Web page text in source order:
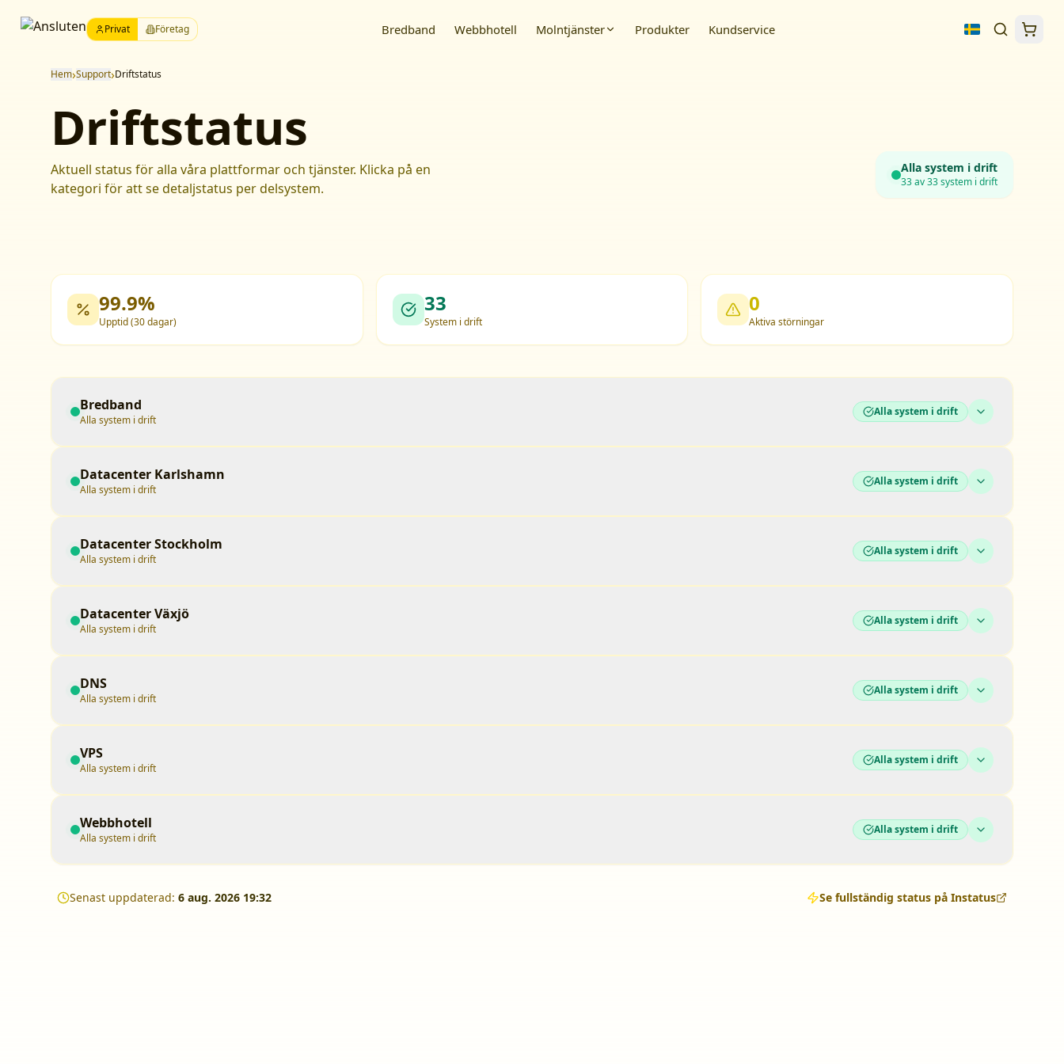
Privat Företag Bredband Webbhotell Molntjänster Produkter Kundservice
Hem›Support›Driftstatus
Driftstatus
Aktuell status för alla våra plattformar och tjänster. Klicka på en
kategori för att se detaljstatus per delsystem.
Alla system i drift
33av33system i drift
99.9%
Upptid (30 dagar)
33
System i drift
0
Aktiva störningar
Bredband
Alla system i drift
Alla system i drift
Datacenter Karlshamn
Alla system i drift
Alla system i drift
Datacenter Stockholm
Alla system i drift
Alla system i drift
Datacenter Växjö
Alla system i drift
Alla system i drift
DNS
Alla system i drift
Alla system i drift
VPS
Alla system i drift
Alla system i drift
Webbhotell
Alla system i drift
Alla system i drift
Senast uppdaterad: 6 aug. 2026 19:32 Se fullständig status på Instatus